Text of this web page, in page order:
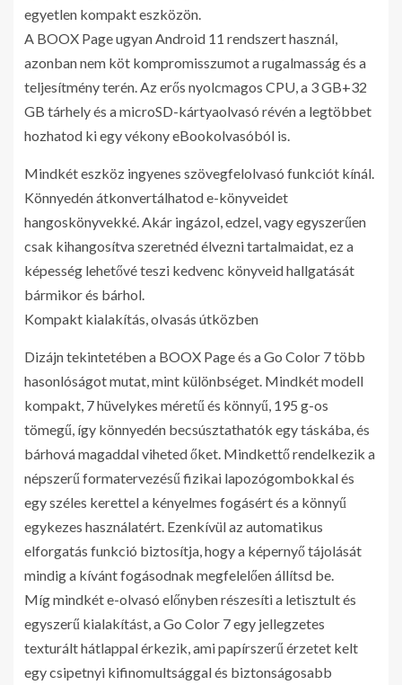
egyetlen kompakt eszközön.
A BOOX Page ugyan Android 11 rendszert használ,
azonban nem köt kompromisszumot a rugalmasság és a
teljesítmény terén. Az erős nyolcmagos CPU, a 3 GB+32
GB tárhely és a microSD-kártyaolvasó révén a legtöbbet
hozhatod ki egy vékony eBookolvasóból is.
Mindkét eszköz ingyenes szövegfelolvasó funkciót kínál.
Könnyedén átkonvertálhatod e-könyveidet
hangoskönyvekké. Akár ingázol, edzel, vagy egyszerűen
csak kihangosítva szeretnéd élvezni tartalmaidat, ez a
képesség lehetővé teszi kedvenc könyveid hallgatását
bármikor és bárhol.
Kompakt kialakítás, olvasás útközben
Dizájn tekintetében a BOOX Page és a Go Color 7 több
hasonlóságot mutat, mint különbséget. Mindkét modell
kompakt, 7 hüvelykes méretű és könnyű, 195 g-os
tömegű, így könnyedén becsúsztathatók egy táskába, és
bárhová magaddal viheted őket. Mindkettő rendelkezik a
népszerű formatervezésű fizikai lapozógombokkal és
egy széles kerettel a kényelmes fogásért és a könnyű
egykezes használatért. Ezenkívül az automatikus
elforgatás funkció biztosítja, hogy a képernyő tájolását
mindig a kívánt fogásodnak megfelelően állítsd be.
Míg mindkét e-olvasó előnyben részesíti a letisztult és
egyszerű kialakítást, a Go Color 7 egy jellegzetes
texturált hátlappal érkezik, ami papírszerű érzetet kelt
egy csipetnyi kifinomultsággal és biztonságosabb